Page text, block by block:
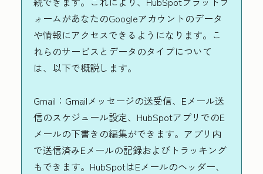
ォームがあなたのGoogleアカウントのデータ
や情報にアクセスできるようになります。こ
れらのサービスとデータのタイプについて
は、以下で概説します。
Gmail： Gmailメッセージの送受信、Eメール送
信のスケジュール設定、HubSpotアプリでのE
メールの下書きの編集ができます。アプリ内
で送信済みEメールの記録およびトラッキング
もできます。HubSpotはEメールのヘッダー、